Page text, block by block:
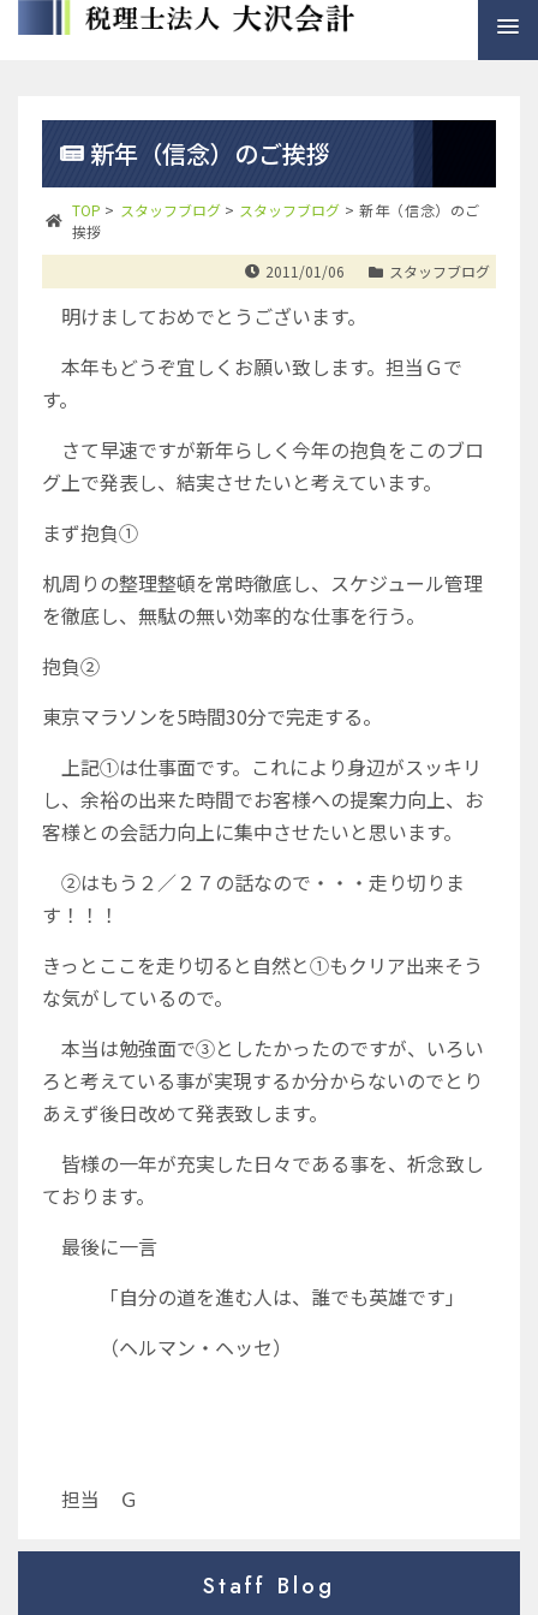
新年（信念）のご挨拶
TOP > スタッフブログ> スタッフブログ >新年（信念）のご
挨拶
2011/01/06
スタッフブログ
明けましておめでとうございます。
本年もどうぞ宜しくお願い致します。担当Ｇで
す。
さて早速ですが新年らしく今年の抱負をこのブロ
グ上で発表し、結実させたいと考えています。
まず抱負①
机周りの整理整頓を常時徹底し、スケジュール管理
を徹底し、無駄の無い効率的な仕事を行う。
抱負②
東京マラソンを5時間30分で完走する。
上記①は仕事面です。これにより身辺がスッキリ
し、余裕の出来た時間でお客様への提案力向上、お
客様との会話力向上に集中させたいと思います。
②はもう２／２７の話なので・・・走り切りま
す！！！
きっとここを走り切ると自然と①もクリア出来そう
な気がしているので。
本当は勉強面で③としたかったのですが、いろい
ろと考えている事が実現するか分からないのでとり
あえず後日改めて発表致します。
皆様の一年が充実した日々である事を、祈念致し
ております。
最後に一言
「自分の道を進む人は、誰でも英雄です」
（ヘルマン・ヘッセ）
担当 Ｇ
Staff Blog